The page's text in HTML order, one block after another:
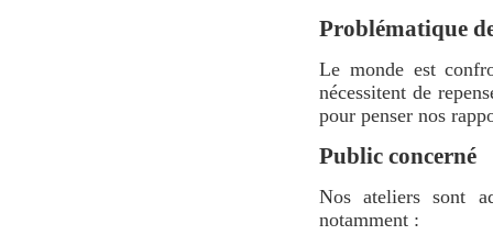
Problématique
Le monde est
nécessitent de
pour penser nos
Public concerné
Nos ateliers sont
notamment :